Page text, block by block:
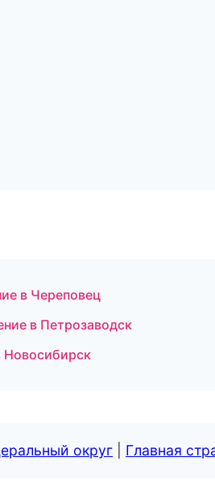
в Череповец
в Петрозаводск
округ Главная